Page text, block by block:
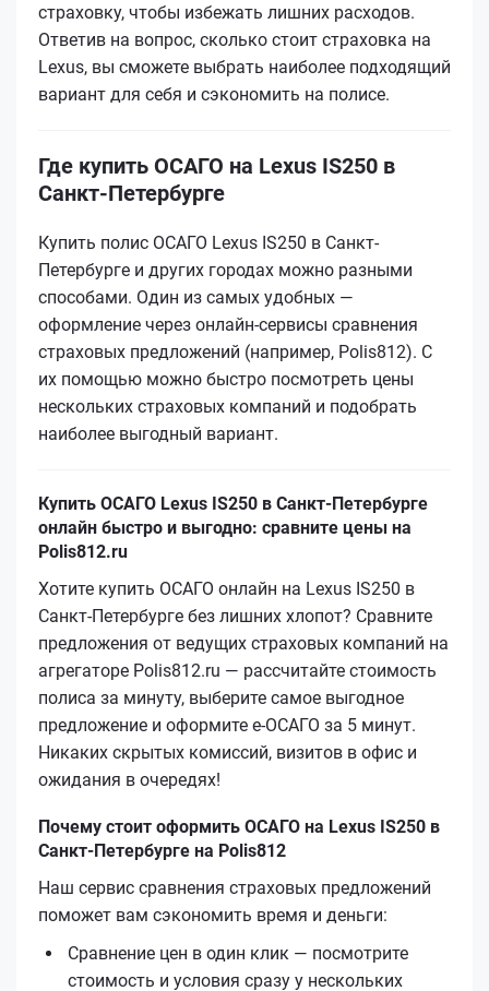
страховку, чтобы избежать лишних расходов.
Ответив на вопрос, сколько стоит страховка на
Lexus, вы сможете выбрать наиболее подходящий
вариант для себя и сэкономить на полисе.
Где купить ОСАГО на Lexus IS250 в
Санкт-Петербурге
Купить полис ОСАГО Lexus IS250 в Санкт-
Петербурге и других городах можно разными
способами. Один из самых удобных —
оформление через онлайн-сервисы сравнения
страховых предложений (например, Polis812). С
их помощью можно быстро посмотреть цены
нескольких страховых компаний и подобрать
наиболее выгодный вариант.
Купить ОСАГО Lexus IS250 в Санкт-Петербурге
онлайн быстро и выгодно: сравните цены на
Polis812.ru
Хотите купить ОСАГО онлайн на Lexus IS250 в
Санкт-Петербурге без лишних хлопот? Сравните
предложения от ведущих страховых компаний на
агрегаторе Polis812.ru — рассчитайте стоимость
полиса за минуту, выберите самое выгодное
предложение и оформите е‑ОСАГО за 5 минут.
Никаких скрытых комиссий, визитов в офис и
ожидания в очередях!
Почему стоит оформить ОСАГО на Lexus IS250 в
Санкт-Петербурге на Polis812
Наш сервис сравнения страховых предложений
поможет вам сэкономить время и деньги:
Сравнение цен в один клик — посмотрите
стоимость и условия сразу у нескольких